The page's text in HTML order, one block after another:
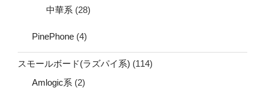
中華系 (28)
PinePhone (4)
スモールボード(ラズパイ系) (114)
Amlogic系 (2)